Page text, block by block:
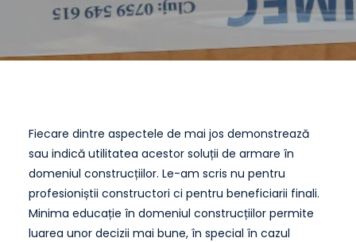
Fiecare dintre aspectele de mai jos demonstrează
sau indică utilitatea acestor soluții de armare în
domeniul construcțiilor. Le-am scris nu pentru
profesioniștii constructori ci pentru beneficiarii finali.
Minima educație în domeniul construcțiilor permite
luarea unor decizii mai bune, în special în cazul